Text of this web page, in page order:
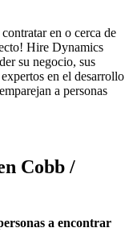
en o cerca de
Hire Dynamics
su negocio, sus
en el desarrollo
a personas
Cobb /
a encontrar